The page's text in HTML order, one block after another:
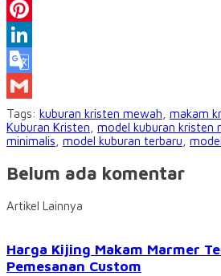
WhatsApp
Pinterest
LinkedIn
Google
Translate
Gmail
Tags: kuburan kristen mewah makam
Kuburan Kristen model kuburan kristen
minimalis model kuburan terbaru
Belum ada komentar
Artikel Lainnya
Harga Kijing Makam Marmer
Pemesanan Custom